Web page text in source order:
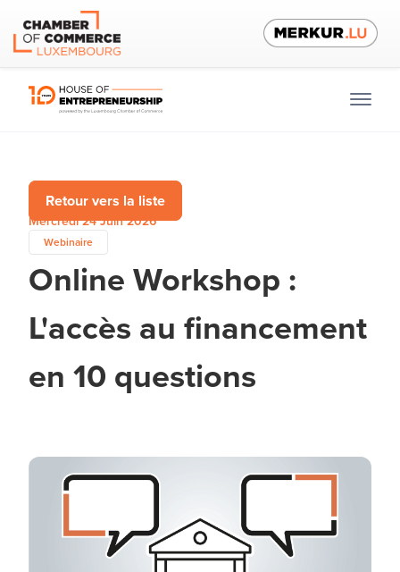
Retour vers la liste
Mercredi 24 Juin 2026
Webinaire
Online Workshop :
L'accès au financement
en 10 questions